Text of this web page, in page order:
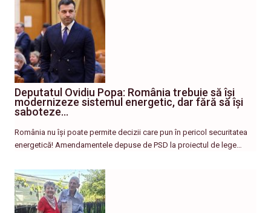
Deputatul Ovidiu Popa: România trebuie să își
modernizeze sistemul energetic, dar fără să își
saboteze…
România nu își poate permite decizii care pun în pericol securitatea
energetică! Amendamentele depuse de PSD la proiectul de lege…